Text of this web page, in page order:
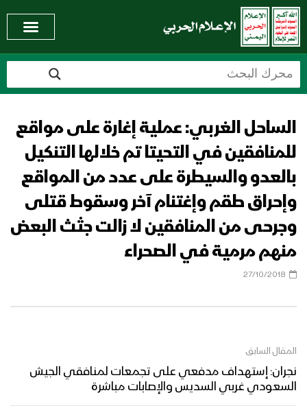
الساحل الغربي: عملية إغارة على مواقع
للمنافقين في التحيتا تم خلالها التنكيل
بالعدو والسيطرة على عدد من المواقع
وإحراق طقم وإغتنام آخر وسقوط قتلى
وجرحى من المنافقين لا زالت جثث البعض
منهم مرمية في الصحراء
27/10/2018
المقال السابق
نجران: إستهداف مدفعي على تجمعات لمنافقي الجيش
السعودي غربي السديس والإصابات مباشرة